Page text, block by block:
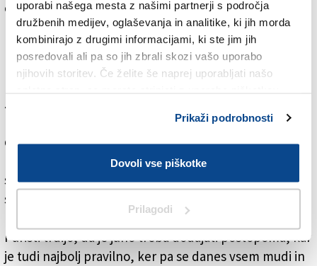
uporabi našega mesta z našimi partnerji s področja
družbenih medijev, oglaševanja in analitike, ki jih morda
kombinirajo z drugimi informacijami, ki ste jim jih
posredovali ali pa so jih zbrali skozi vašo uporabo
njihovih storitev. Če želite še naprej uporabljati našo
Prikaži podrobnosti
Dovoli vse piškotke
Prilagodi
olivno olje
parmezan
kokošjo juho (tudi iz kocke)
pol kozarca suhega belega vina.
Zelenjavo narežemo na drobne kockice in jo nekaj
minut pražimo na olivnem olju. Ko je por posteklenel,
dodamo riž in pustimo, da se dobro prepoji z
maščobo, nakar ga zalijemo z vinom in pustimo, da
slednje izpari. Zelenjava se nikakor ne sme razkuhati,
saj jo moramo čutiti pod zobmi. Ko je vino izparelo,
Puristi trdijo, da je juho treba dodajati postopoma, kar
je tudi najbolj pravilno, ker pa se danes vsem mudi in